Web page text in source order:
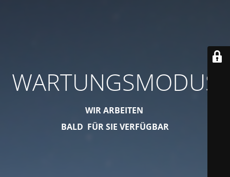
WARTUNGSMODUS
WIR ARBEITEN
BALD FÜR SIE VERFÜGBAR